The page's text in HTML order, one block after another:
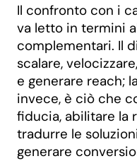
Il confronto con i
va letto in termini
complementari. Il
scalare,
e generare reach;
invece, è ciò che
fiducia, abilitare la
tradurre le
generare